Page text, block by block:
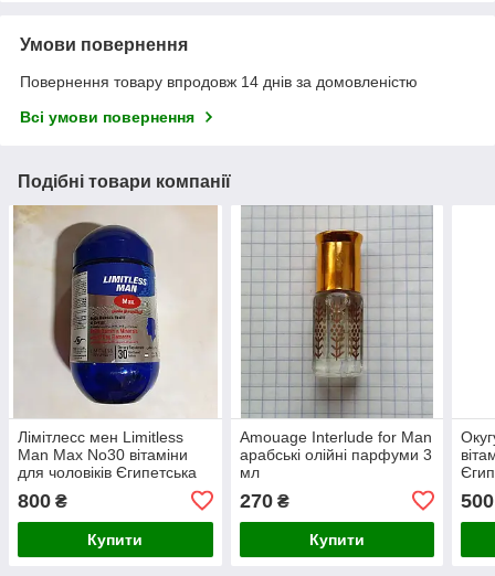
Умови повернення
Повернення товару впродовж 14 днів за домовленістю
Всі умови повернення
Подібні товари компанії
Лімітлесс мен Limitless
Man Max No30 вітаміни
для чоловіків Єгипетська
800 ₴
Купити
Amouage Interlude for Man
арабські олійні парфуми 3
мл
270₴
Купити
500